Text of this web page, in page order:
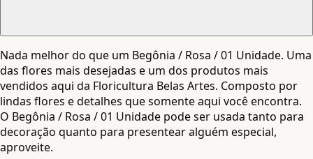
Nada melhor do que um Begônia / Rosa / 01 Unidade. Uma
das flores mais desejadas e um dos produtos mais
vendidos aqui da Floricultura Belas Artes. Composto por
lindas flores e detalhes que somente aqui você encontra.
O Begônia / Rosa / 01 Unidade pode ser usada tanto para
decoração quanto para presentear alguém especial,
aproveite.